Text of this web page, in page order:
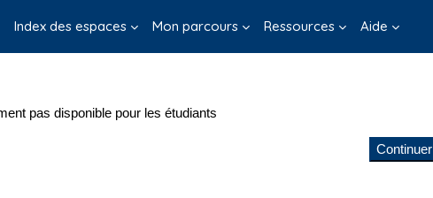
Index des espaces Mon parcours Ressources Aide
pas disponible pour les étudiants
Continuer